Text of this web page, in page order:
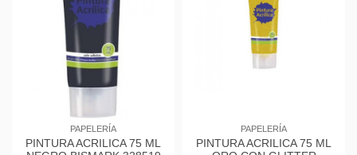
PAPELERÍA
PINTURA ACRILICA 75 ML
PAPELERÍA
PINTURA ACRILICA 75 ML